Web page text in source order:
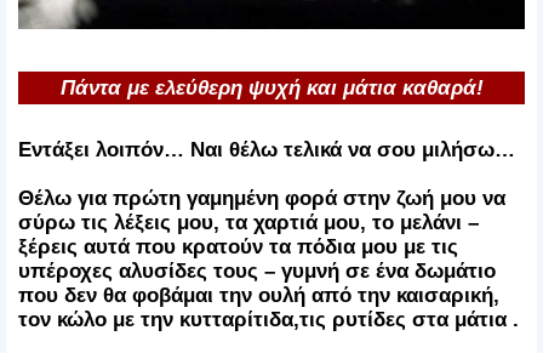
Πάντα με ελεύθερη ψυχή και μάτια καθαρά!
Εντάξει λοιπόν… Ναι θέλω τελικά να σου μιλήσω…
Θέλω για πρώτη γαμημένη φορά στην ζωή μου να
σύρω τις λέξεις μου, τα χαρτιά μου, το μελάνι –
ξέρεις αυτά που κρατούν τα πόδια μου με τις
υπέροχες αλυσίδες τους – γυμνή σε ένα δωμάτιο
που δεν θα φοβάμαι την ουλή από την καισαρική,
τον κώλο με την κυτταρίτιδα,τις ρυτίδες στα μάτια .